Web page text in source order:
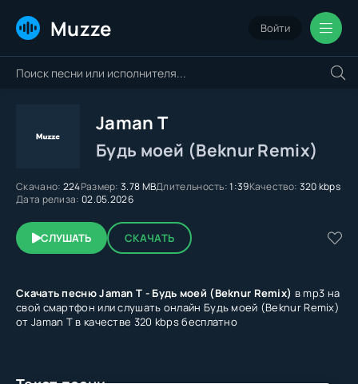
Muzze Войти
Jaman T
Будь моей (Beknur Remix)
Скачано: 224Размер: 3.78 MBДлительность:1:39Качество: 320 kbps
Дата релиза: 02.05.2026
СЛУШАТЬ СКАЧАТЬ
Скачать песню Jaman T - Будь моей (Beknur Remix) в mp3 на
свой смартфон или слушать онлайн Будь моей (Beknur Remix)
от Jaman T в качестве 320 kbps бесплатно